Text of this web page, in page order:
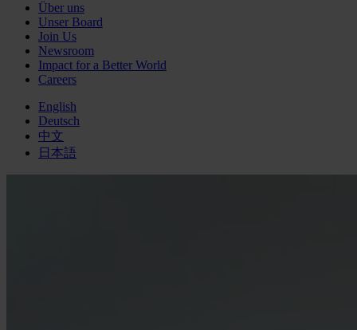
Über uns
Unser Board
Join Us
Newsroom
Impact for a Better World
Careers
English
Deutsch
中文
日本語